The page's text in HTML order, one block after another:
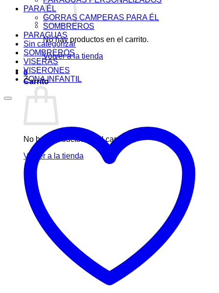
No hay productos en el carrito.
Volver a la tienda
0
Carrito
No hay productos en el carrito.
Volver a la tienda
PARA ÉL
GORRAS CAMPERAS PARA ÉL
SOMBREROS
PARAGUAS
Sin categorizar
SOMBREROS
VISERAS
VISERONES
ZONA INFANTIL